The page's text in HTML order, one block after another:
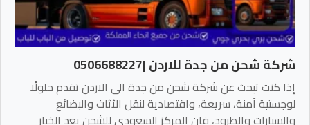
شركة شحن من جدة للاردن |0506688227
إذا كنت تبحث عن شركة شحن من جدة الى الاردن تقدم حلولًا
لوجستية آمنة، سريعة، واقتصادية لنقل الأثاث والبضائع
والسيارات والطرود، فإن المركز السعودي للشحن يعد الخيار